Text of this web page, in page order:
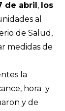
de abril, los
al
de Salud,
medidas de
la
hora y
y de